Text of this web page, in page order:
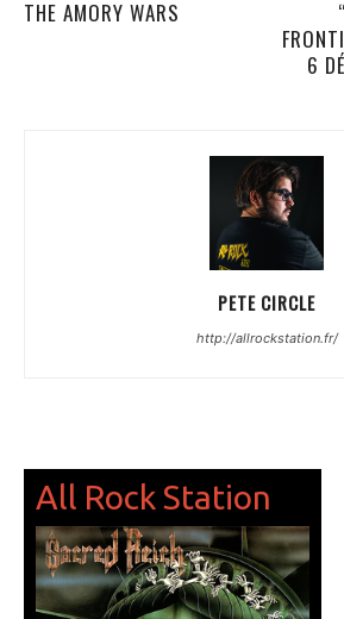
THE AMORY WARS
6
PETE CIRCLE
http://allrockstation.fr/